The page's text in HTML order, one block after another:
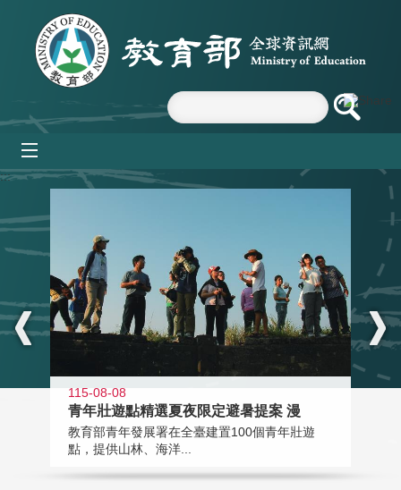
跳到主要內容區塊
:::
115-08-08
青年壯遊點精選夏夜限定避暑提案 漫
教育部青年發展署在全臺建置100個青年壯遊
點，提供山林、海洋...